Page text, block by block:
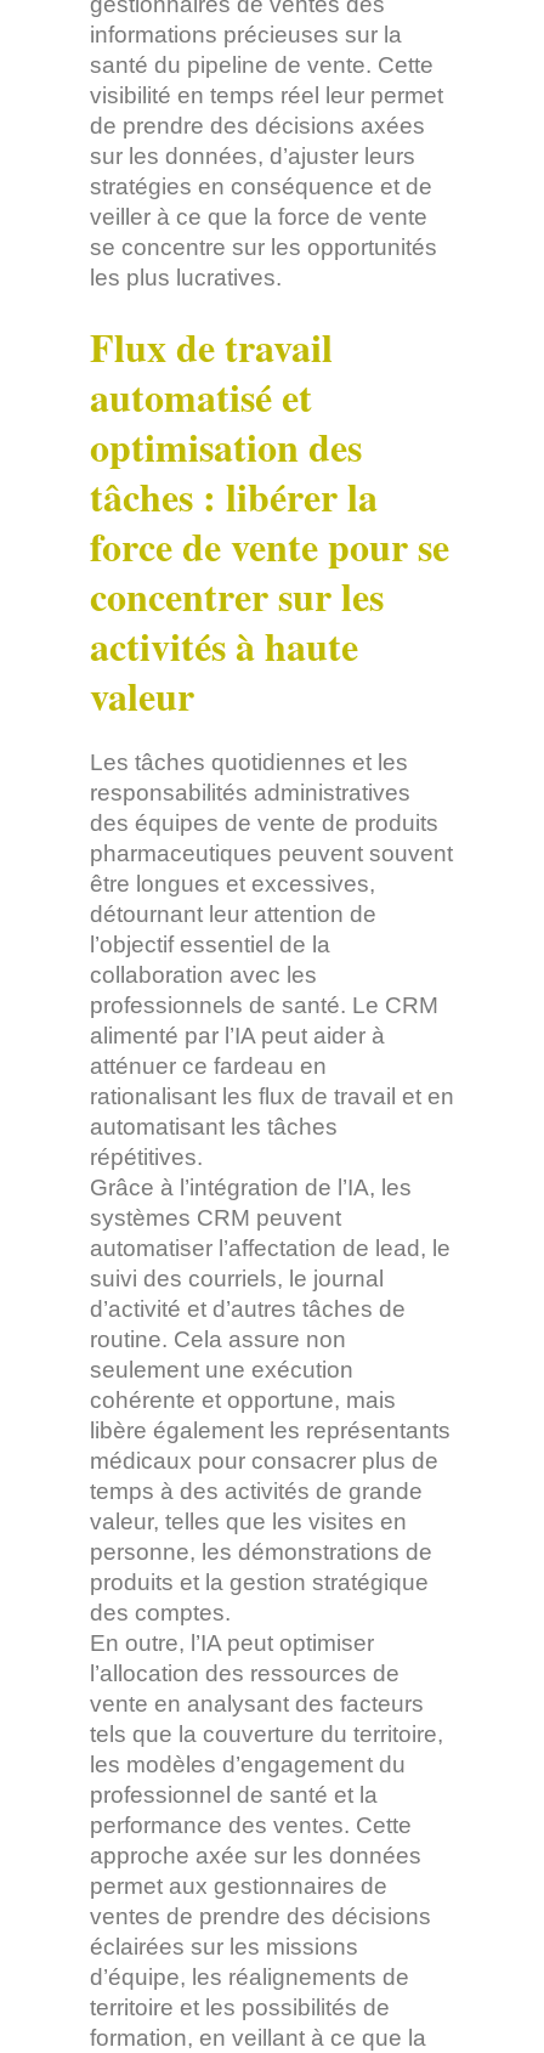
informations précieuses sur la
santé du pipeline de vente. Cette
visibilité en temps réel leur permet
de prendre des décisions axées
sur les données, d’ajuster leurs
stratégies en conséquence et de
veiller à ce que la force de vente
se concentre sur les opportunités
les plus lucratives.
Flux de travail
automatisé et
optimisation des
tâches : libérer la
force de vente pour se
concentrer sur les
activités à haute
valeur
Les tâches quotidiennes et les
responsabilités administratives
des équipes de vente de produits
pharmaceutiques peuvent souvent
être longues et excessives,
détournant leur attention de
l’objectif essentiel de la
collaboration avec les
professionnels de santé. Le CRM
alimenté par l’IA peut aider à
atténuer ce fardeau en
rationalisant les flux de travail et en
automatisant les tâches
répétitives.
Grâce à l’intégration de l’IA, les
systèmes CRM peuvent
automatiser l’affectation de lead, le
suivi des courriels, le journal
d’activité et d’autres tâches de
routine. Cela assure non
seulement une exécution
cohérente et opportune, mais
libère également les représentants
médicaux pour consacrer plus de
temps à des activités de grande
valeur, telles que les visites en
personne, les démonstrations de
produits et la gestion stratégique
des comptes.
En outre, l’IA peut optimiser
l’allocation des ressources de
vente en analysant des facteurs
tels que la couverture du territoire,
les modèles d’engagement du
professionnel de santé et la
performance des ventes. Cette
approche axée sur les données
permet aux gestionnaires de
ventes de prendre des décisions
éclairées sur les missions
d’équipe, les réalignements de
territoire et les possibilités de
formation, en veillant à ce que la